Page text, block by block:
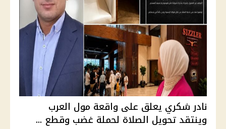
نادر شكري يعلق على واقعة مول العرب
وينتقد تحويل الصلاة لحملة غضب وقطع ...